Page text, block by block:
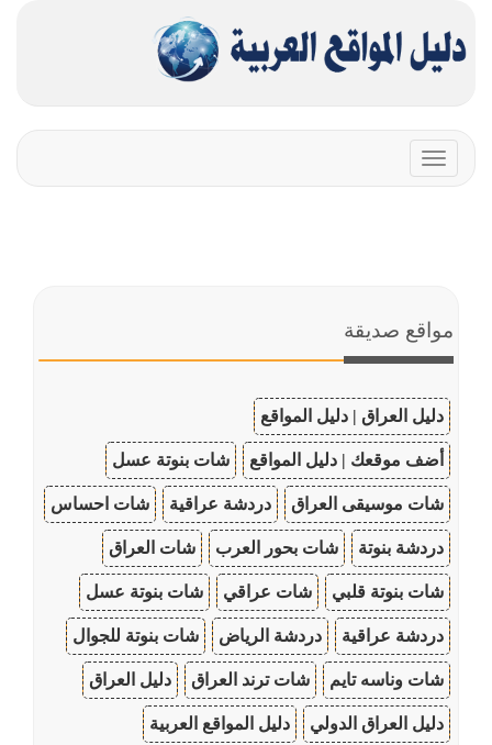
Toggle
navigation
مواقع صديقة
دليل العراق | دليل المواقع
أضف موقعك | دليل المواقع شات بنوتة عسل
شات موسيقى العراق دردشة عراقية شات احساس
دردشة بنوتة شات بحور العرب شات العراق
شات بنوتة قلبي شات عراقي شات بنوتة عسل
دردشة عراقية دردشة الرياض شات بنوتة للجوال
شات وناسه تايم شات ترند العراق دليل العراق
دليل العراق الدولي دليل المواقع العربية